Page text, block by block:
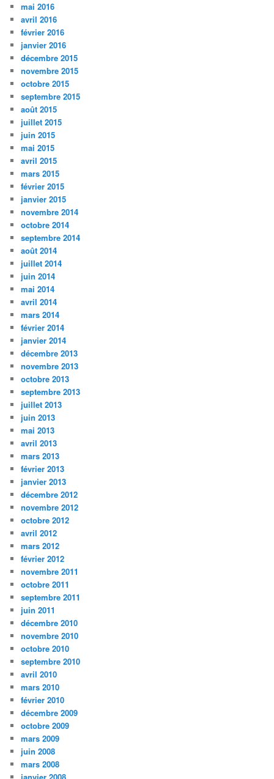
mai 2016
avril 2016
février 2016
janvier 2016
décembre 2015
novembre 2015
octobre 2015
septembre 2015
août 2015
juillet 2015
juin 2015
mai 2015
avril 2015
mars 2015
février 2015
janvier 2015
novembre 2014
octobre 2014
septembre 2014
août 2014
juillet 2014
juin 2014
mai 2014
avril 2014
mars 2014
février 2014
janvier 2014
décembre 2013
novembre 2013
octobre 2013
septembre 2013
juillet 2013
juin 2013
mai 2013
avril 2013
mars 2013
février 2013
janvier 2013
décembre 2012
novembre 2012
octobre 2012
avril 2012
mars 2012
février 2012
novembre 2011
octobre 2011
septembre 2011
juin 2011
décembre 2010
novembre 2010
octobre 2010
septembre 2010
avril 2010
mars 2010
février 2010
décembre 2009
octobre 2009
mars 2009
juin 2008
mars 2008